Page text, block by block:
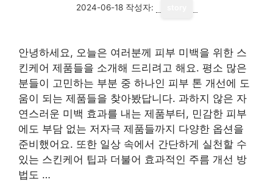
2024-06-18 작성자:
안녕하세요, 오늘은 여러분께 피부 미백을 위한 스
킨케어 제품들을 소개해 드리려고 해요. 평소 많은
분들이 고민하는 부분 중 하나인 피부 톤 개선에 도
움이 되는 제품들을 찾아봤답니다. 과하지 않은 자
연스러운 미백 효과를 내는 제품부터, 민감한 피부
에도 부담 없는 저자극 제품들까지 다양한 옵션을
준비했어요. 또한 일상 속에서 간단하게 실천할 수
있는 스킨케어 팁과 더불어 효과적인 주름 개선 방
법도 …